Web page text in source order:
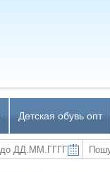
Детская обувь опт